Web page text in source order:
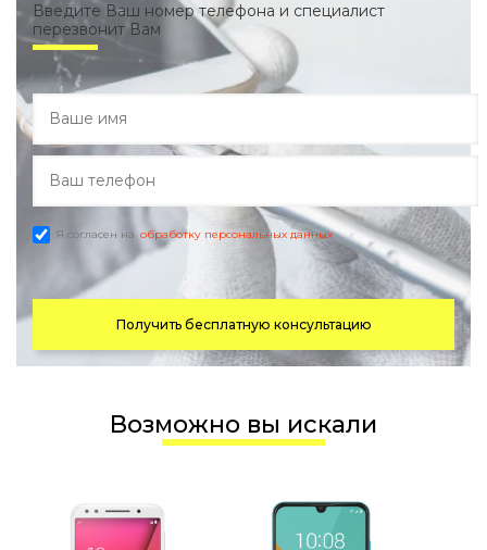
Введите Ваш номер телефона и специалист
перезвонит Вам
Я согласен на обработку персональных данных
Получить бесплатную консультацию
Возможно вы искали